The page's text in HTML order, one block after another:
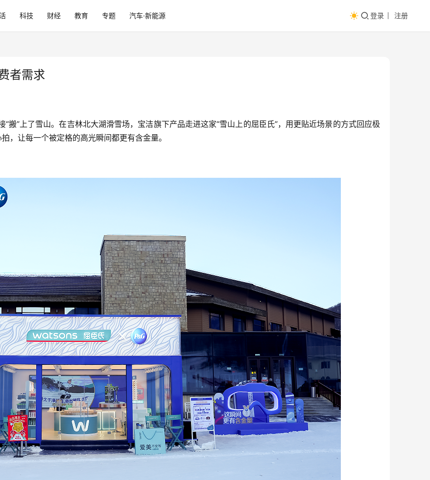
科技 财经 教育 专题 汽车·新能源 登录 注册
者需求
“搬”上了雪山。在吉林北大湖滑雪场，宝洁旗下产品走进这家“雪山上的屈臣氏”，用更贴近场景的方式回应极
，让每一个被定格的高光瞬间都更有含金量。